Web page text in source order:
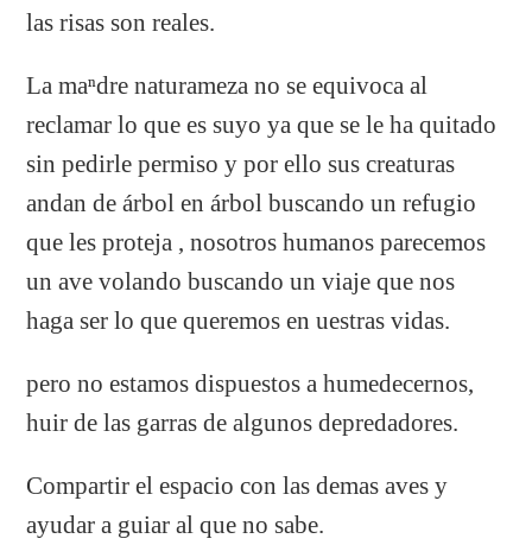
las risas son reales.
La maⁿdre naturameza no se equivoca al
reclamar lo que es suyo ya que se le ha quitado
sin pedirle permiso y por ello sus creaturas
andan de árbol en árbol buscando un refugio
que les proteja , nosotros humanos parecemos
un ave volando buscando un viaje que nos
haga ser lo que queremos en uestras vidas.
pero no estamos dispuestos a humedecernos,
huir de las garras de algunos depredadores.
Compartir el espacio con las demas aves y
ayudar a guiar al que no sabe.